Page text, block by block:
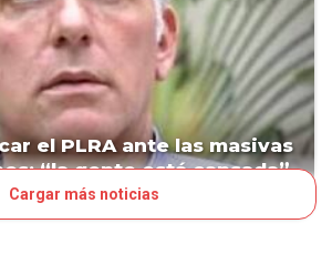
el PLRA ante las masivas
“la gente está cansada”
Cargar más noticias